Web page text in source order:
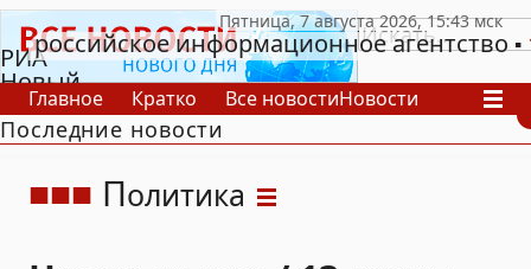
РИА
Новый
День
российское информационное агентство
Главное Кратко Все новостиНовости
В России
В мире
Последние новости
Политика